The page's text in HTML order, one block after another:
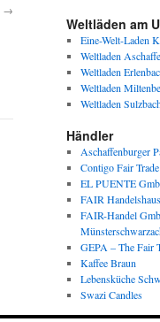
→
Weltläden am
Eine-Welt-Laden
Weltladen
Weltladen
Weltladen
Weltladen
Händler
Aschaffenburger
Contigo Fair
EL PUENTE
FAIR
FAIR-Handel
GEPA – The Fair
Kaffee Braun
Lebensküche
Swazi Candles